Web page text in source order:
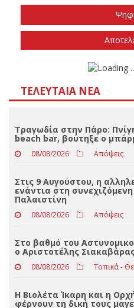
Το
Την
Δεν
ΤΕΛΕΥΤΑΊΑ ΝΈΑ
Τραγωδία στην Πάρο:
beach bar, βούτηξε ο
08/08/2026
ενάντια στη
Παλαιστίνη
08/08/2026 Απόψεις
Στο βαθμό του
ο Αριστοτέλης